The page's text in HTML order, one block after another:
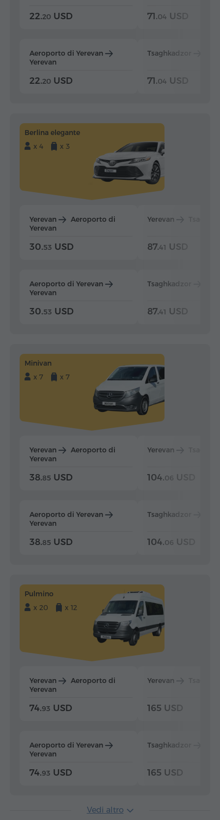
22.20 USD
Aeroporto di Yerevan
Yerevan
22.20 USD
71.04 USD
Tsaghkadzor
71.04 USD
Berlina elegante
x 4
x 3
Yerevan
Aeroporto di
Yerevan
30.53 USD
Aeroporto di Yerevan
Yerevan
30.53 USD
Yerevan
87.41 USD
Tsaghkadzor
87.41 USD
Minivan
x 7
x 7
Yerevan
Aeroporto di
Yerevan
38.85 USD
Aeroporto di Yerevan
Yerevan
38.85 USD
Yerevan
104.06 USD
Tsaghkadzor
104.06 USD
Pulmino
x 20
x 12
Yerevan
Aeroporto di
Yerevan
74.93 USD
Aeroporto di Yerevan
Yerevan
74.93 USD
Yerevan
165 USD
Tsaghkadzor
165 USD
Vedi altro